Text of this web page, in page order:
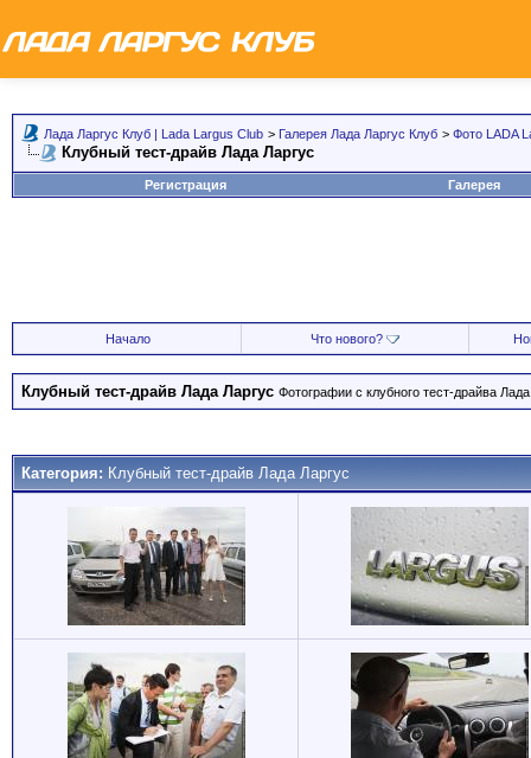
Лада Ларгус Клуб | Lada Largus Club > Галерея Лада Ларгус Клуб > Фото LADA
Клубный тест-драйв Лада Ларгус
Регистрация Галерея
Начало Что нового?
Клубный тест-драйв Лада Ларгус Фотографии с клубного тест-драйва
Категория: Клубный тест-драйв Лада Ларгус